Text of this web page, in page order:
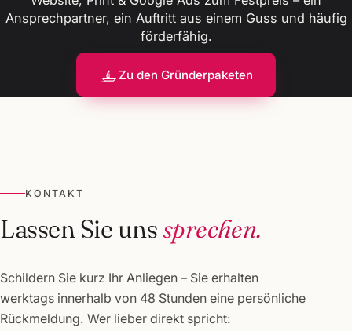
Ansprechpartner, ein Auftritt aus einem Guss und häufig
förderfähig.
Zu den Gründerpaketen
KONTAKT
Lassen Sie unssprechen.
Schildern Sie kurz Ihr Anliegen – Sie erhalten
werktags innerhalb von 48 Stunden eine persönliche
Rückmeldung. Wer lieber direkt spricht: